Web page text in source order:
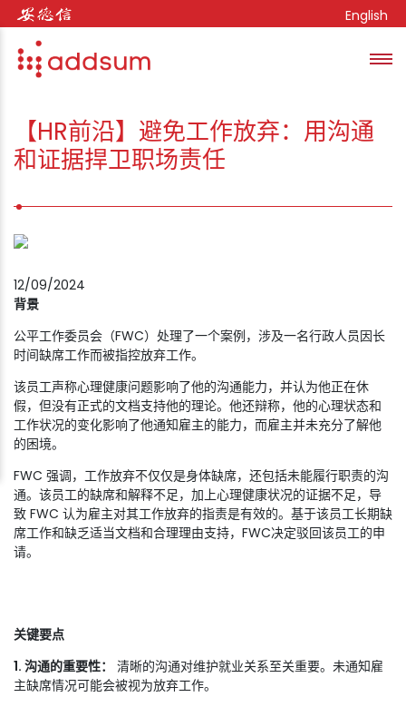
Skip to content English
【HR前沿】避免工作放弃：用沟通
和证据捍卫职场责任
12/09/2024
背景
公平工作委员会（FWC）处理了一个案例，涉及一名行政人员因长
时间缺席工作而被指控放弃工作。
该员工声称心理健康问题影响了他的沟通能力，并认为他正在休
假，但没有正式的文档支持他的理论。他还辩称，他的心理状态和
工作状况的变化影响了他通知雇主的能力，而雇主并未充分了解他
的困境。
FWC 强调，工作放弃不仅仅是身体缺席，还包括未能履行职责的沟
通。该员工的缺席和解释不足，加上心理健康状况的证据不足，导
致 FWC 认为雇主对其工作放弃的指责是有效的。基于该员工长期缺
席工作和缺乏适当文档和合理理由支持，FWC决定驳回该员工的申
请。
关键要点
1. 沟通的重要性：
清晰的沟通对维护就业关系至关重要。未通知雇
主缺席情况可能会被视为放弃工作。